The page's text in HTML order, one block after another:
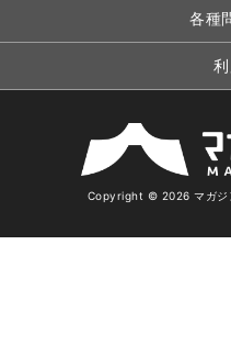
各種
Copyright © 2026 マガジ